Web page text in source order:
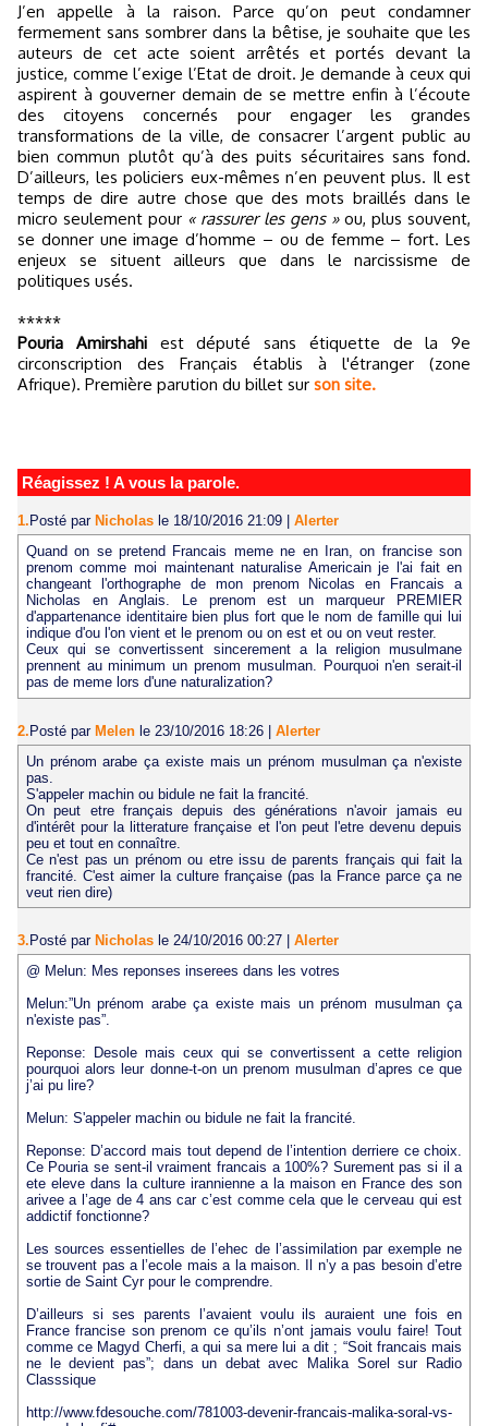
J’en appelle à la raison. Parce qu’on peut condamner
fermement sans sombrer dans la bêtise, je souhaite que les
auteurs de cet acte soient arrêtés et portés devant la
justice, comme l’exige l’Etat de droit. Je demande à ceux qui
aspirent à gouverner demain de se mettre enfin à l’écoute
des citoyens concernés pour engager les grandes
transformations de la ville, de consacrer l’argent public au
bien commun plutôt qu’à des puits sécuritaires sans fond.
D’ailleurs, les policiers eux-mêmes n’en peuvent plus. Il est
temps de dire autre chose que des mots braillés dans le
micro seulement pour « rassurer les gens »ou, plus souvent,
se donner une image d’homme – ou de femme – fort. Les
enjeux se situent ailleurs que dans le narcissisme de
politiques usés.
*****
Pouria Amirshahiest député sans étiquette de la 9e
circonscription des Français établis à l'étranger (zone
Afrique). Première parution du billet sur son site.
Réagissez ! A vous la parole.
1. Posté par Nicholas le 18/10/2016 21:09
Alerter
Quand on se pretend Francais meme ne en Iran, on francise son
prenom comme moi maintenant naturalise Americain je l'ai fait en
changeant l'orthographe de mon prenom Nicolas en Francais a
Nicholas en Anglais. Le prenom est un marqueur PREMIER
d'appartenance identitaire bien plus fort que le nom de famille qui lui
indique d'ou l'on vient et le prenom ou on est et ou on veut rester.
Ceux qui se convertissent sincerement a la religion musulmane
prennent au minimum un prenom musulman. Pourquoi n'en serait-il
pas de meme lors d'une naturalization?
2. Posté par Melen le 23/10/2016 18:26
Alerter
Un prénom arabe ça existe mais un prénom musulman ça n'existe
pas.
S'appeler machin ou bidule ne fait la francité.
On peut etre français depuis des générations n'avoir jamais eu
d'intérêt pour la litterature française et l'on peut l'etre devenu depuis
peu et tout en connaître.
Ce n'est pas un prénom ou etre issu de parents français qui fait la
francité. C'est aimer la culture française (pas la France parce ça ne
veut rien dire)
3. Posté par Nicholas le 24/10/2016 00:27
Alerter
@ Melun: Mes reponses inserees dans les votres
Melun:”Un prénom arabe ça existe mais un prénom musulman ça
n'existe pas”.
Reponse: Desole mais ceux qui se convertissent a cette religion
pourquoi alors leur donne-t-on un prenom musulman d’apres ce que
j’ai pu lire?
Melun: S'appeler machin ou bidule ne fait la francité.
Reponse: D’accord mais tout depend de l’intention derriere ce choix.
Ce Pouria se sent-il vraiment francais a 100%? Surement pas si il a
ete eleve dans la culture irannienne a la maison en France des son
arivee a l’age de 4 ans car c’est comme cela que le cerveau qui est
addictif fonctionne?
Les sources essentielles de l’ehec de l’assimilation par exemple ne
se trouvent pas a l’ecole mais a la maison. Il n’y a pas besoin d’etre
sortie de Saint Cyr pour le comprendre.
D’ailleurs si ses parents l’avaient voulu ils auraient une fois en
France francise son prenom ce qu’ils n’ont jamais voulu faire! Tout
comme ce Magyd Cherfi, a qui sa mere lui a dit ; “Soit francais mais
ne le devient pas”; dans un debat avec Malika Sorel sur Radio
Classsique
http://www.fdesouche.com/781003-devenir-francais-malika-soral-vs-